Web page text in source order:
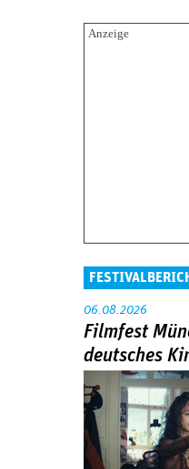
06.08.2026
Filmfest
deutsches